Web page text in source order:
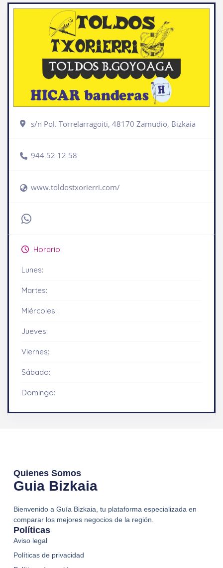
s/n Pol. Torrelarragoiti, 48170 Zamudio, Bizkaia
944 52 12 58
www.toldostxorierri.com/
Horario:
Lunes:
Martes:
Miércoles:
Jueves:
Viernes:
Sábado:
Domingo:
Quienes Somos
Guia Bizkaia
Bienvenido a Guía Bizkaia, tu plataforma especializada en
comparar los mejores negocios de la región.
Políticas
Aviso legal
Políticas de privacidad